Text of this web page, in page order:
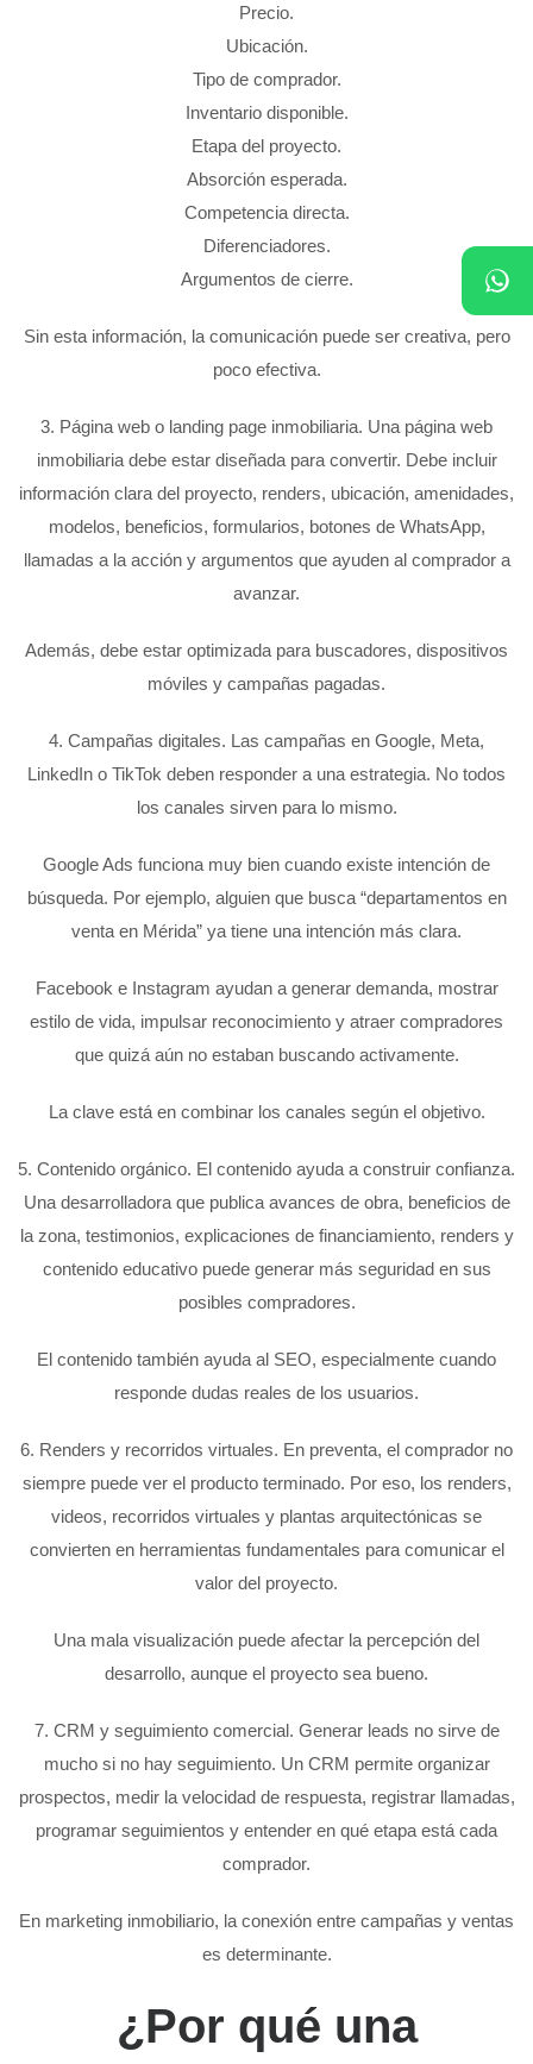
Precio.
Ubicación.
Tipo de comprador.
Inventario disponible.
Etapa del proyecto.
Absorción esperada.
Competencia directa.
Diferenciadores.
Argumentos de cierre.
Sin esta información, la comunicación puede ser creativa, pero
poco efectiva.
3. Página web o landing page inmobiliaria. Una página web
inmobiliaria debe estar diseñada para convertir. Debe incluir
información clara del proyecto, renders, ubicación, amenidades,
modelos, beneficios, formularios, botones de WhatsApp,
llamadas a la acción y argumentos que ayuden al comprador a
avanzar.
Además, debe estar optimizada para buscadores, dispositivos
móviles y campañas pagadas.
4. Campañas digitales. Las campañas en Google, Meta,
LinkedIn o TikTok deben responder a una estrategia. No todos
los canales sirven para lo mismo.
Google Ads funciona muy bien cuando existe intención de
búsqueda. Por ejemplo, alguien que busca “departamentos en
venta en Mérida” ya tiene una intención más clara.
Facebook e Instagram ayudan a generar demanda, mostrar
estilo de vida, impulsar reconocimiento y atraer compradores
que quizá aún no estaban buscando activamente.
La clave está en combinar los canales según el objetivo.
5. Contenido orgánico. El contenido ayuda a construir confianza.
Una desarrolladora que publica avances de obra, beneficios de
la zona, testimonios, explicaciones de financiamiento, renders y
contenido educativo puede generar más seguridad en sus
posibles compradores.
El contenido también ayuda al SEO, especialmente cuando
responde dudas reales de los usuarios.
6. Renders y recorridos virtuales. En preventa, el comprador no
siempre puede ver el producto terminado. Por eso, los renders,
videos, recorridos virtuales y plantas arquitectónicas se
convierten en herramientas fundamentales para comunicar el
valor del proyecto.
Una mala visualización puede afectar la percepción del
desarrollo, aunque el proyecto sea bueno.
7. CRM y seguimiento comercial. Generar leads no sirve de
mucho si no hay seguimiento. Un CRM permite organizar
prospectos, medir la velocidad de respuesta, registrar llamadas,
programar seguimientos y entender en qué etapa está cada
comprador.
En marketing inmobiliario, la conexión entre campañas y ventas
es determinante.
¿Por qué una